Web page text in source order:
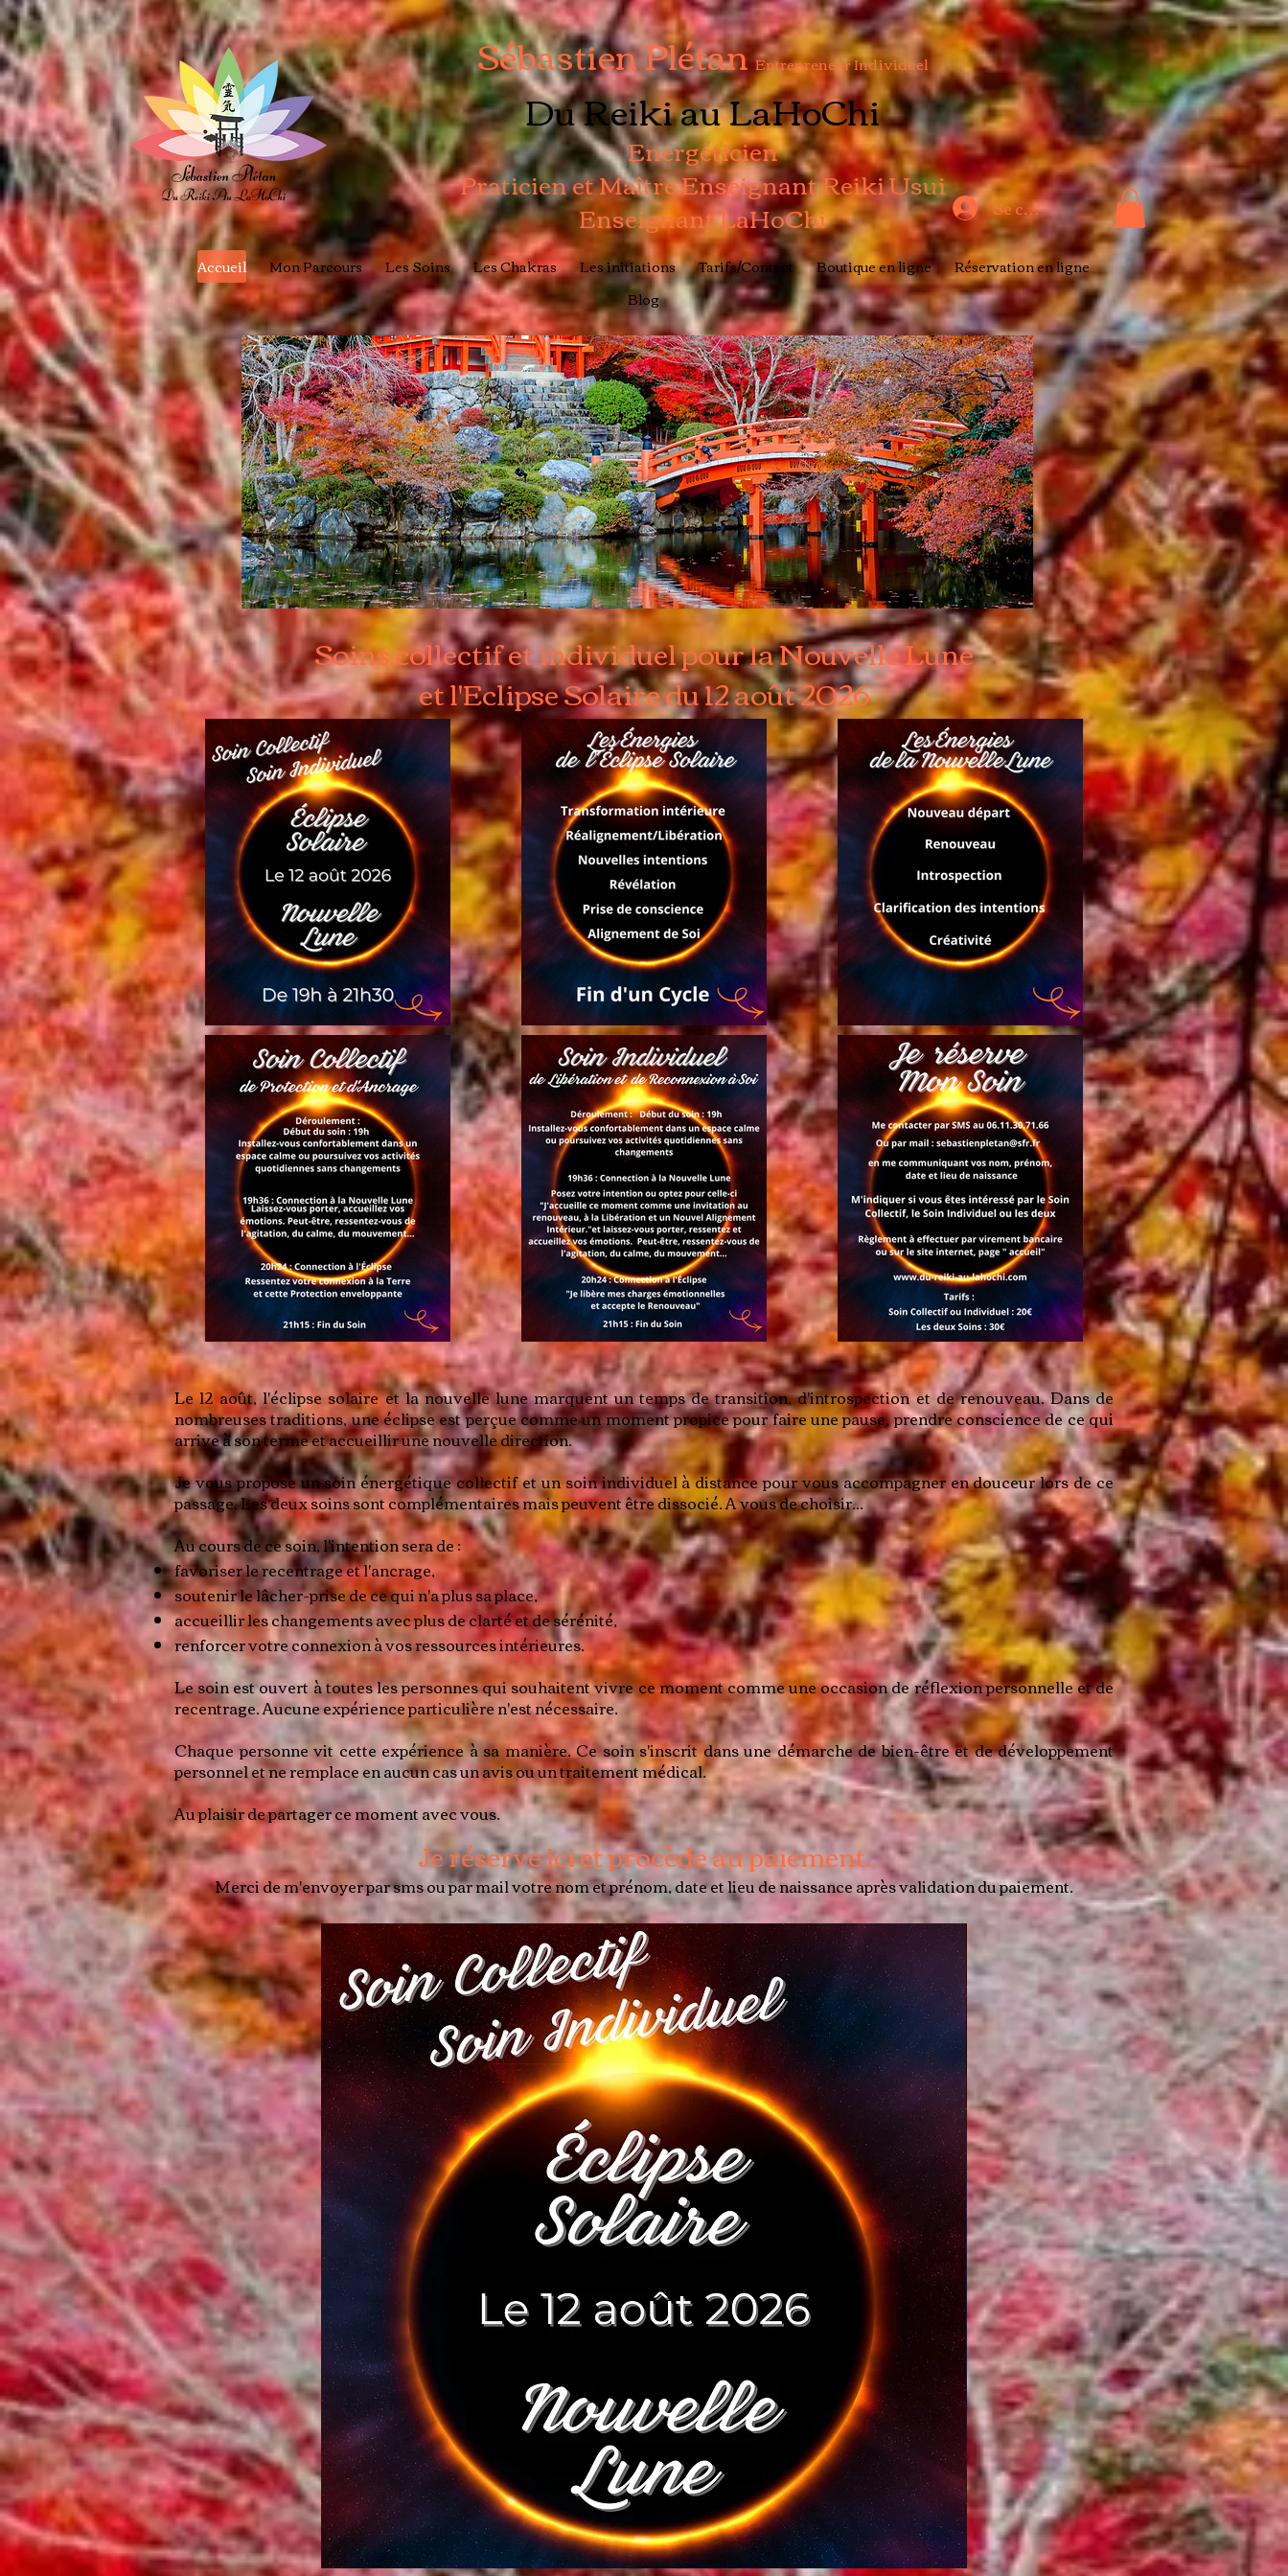
Sébastien PlétanEntrepreneur Individuel
Du Reiki au LaHoChi
Energéticien
Praticien et Maître Enseignant Reiki Usui
Enseignant LaHoChi Se connecter
Accueil Mon Parcours Les Soins Les Chakras Les initiations Tarifs/Contact Boutique en ligne
Réservation en ligne
Blog
Soins collectif et individuel pour la Nouvelle Lune
et l'Eclipse Solaire du 12 août 2026
Le 12 août, l'éclipse solaire et la nouvelle lune marquent un temps de transition, d'introspection et de renouveau. Dans de
nombreuses traditions, une éclipse est perçue comme un moment propice pour faire une pause, prendre conscience de ce qui
arrive à son terme et accueillir une nouvelle direction.
Je vous propose un soin énergétique collectif et un soin individuel à distance pour vous accompagner en douceur lors de ce
passage. Les deux soins sont complémentaires mais peuvent être dissocié. A vous de choisir...
Au cours de ce soin, l'intention sera de :
favoriser le recentrage et l'ancrage,
soutenir le lâcher-prise de ce qui n'a plus sa place,
accueillir les changements avec plus de clarté et de sérénité,
renforcer votre connexion à vos ressources intérieures.
Le soin est ouvert à toutes les personnes qui souhaitent vivre ce moment comme une occasion de réflexion personnelle et de
recentrage. Aucune expérience particulière n'est nécessaire.
Chaque personne vit cette expérience à sa manière. Ce soin s'inscrit dans une démarche de bien-être et de développement
personnel et ne remplace en aucun cas un avis ou un traitement médical.
Au plaisir de partager ce moment avec vous.
Je réserve ici et procède au paiement.
Merci de m'envoyer par sms ou par mail votre nom et prénom, date et lieu de naissance après validation du paiement.